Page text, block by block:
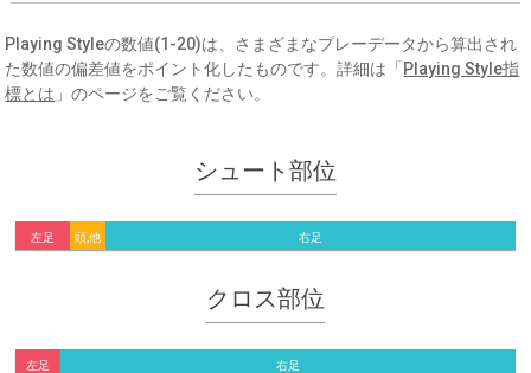
Playing Styleの数値(1-20)は、さまざまなプレーデータから算出され
た数値の偏差値をポイント化したものです。詳細は「 Playing Style指
標とは 」のページをご覧ください。
シュート部位
左足 頭,他 右足
クロス部位
左足 右足